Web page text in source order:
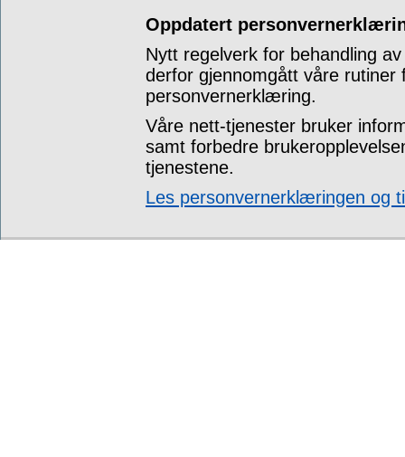
Oppdatert
Nytt regelverk for behandling
derfor gjennomgått våre rutiner
personvernerklæring.
Våre nett-tjenester bruker
samt forbedre
tjenestene.
Les personvernerklæringen og